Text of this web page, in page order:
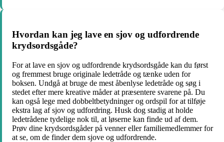
Hvordan kan jeg lave en sjov og udfordrende
krydsordsgåde?
For at lave en sjov og udfordrende krydsordsgåde kan du først
og fremmest bruge originale ledetråde og tænke uden for
boksen. Undgå at bruge de mest åbenlyse ledetråde og søg i
stedet efter mere kreative måder at præsentere svarene på. Du
kan også lege med dobbeltbetydninger og ordspil for at tilføje
ekstra lag af sjov og udfordring. Husk dog stadig at holde
ledetrådene tydelige nok til, at løserne kan finde ud af dem.
Prøv dine krydsordsgåder på venner eller familiemedlemmer for
at se, om de finder dem sjove og udfordrende.